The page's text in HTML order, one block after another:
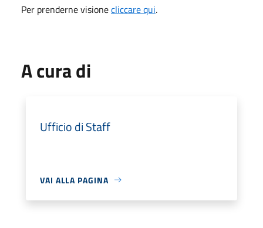
Per prenderne visionecliccare qui.
A cura di
Ufficio di Staff
VAI ALLA PAGINA